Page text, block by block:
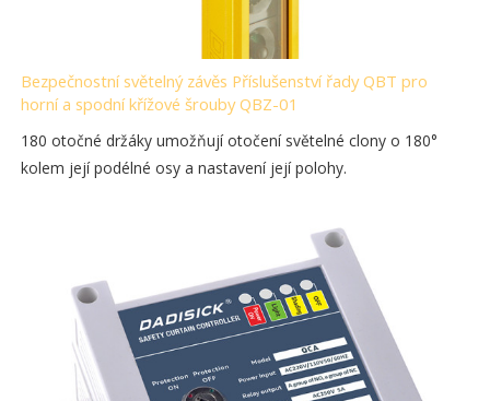
Bezpečnostní světelný závěs Příslušenství řady QBT pro
horní a spodní křížové šrouby QBZ-01
180 otočné držáky umožňují otočení světelné clony o 180°
kolem její podélné osy a nastavení její polohy.